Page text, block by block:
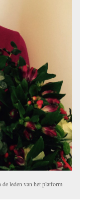
leden van het platform